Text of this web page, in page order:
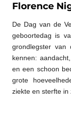
Florence
De Dag van de
geboortedag is
grondlegster
kennen:
en een schoon
grote
ziekte en sterfte in